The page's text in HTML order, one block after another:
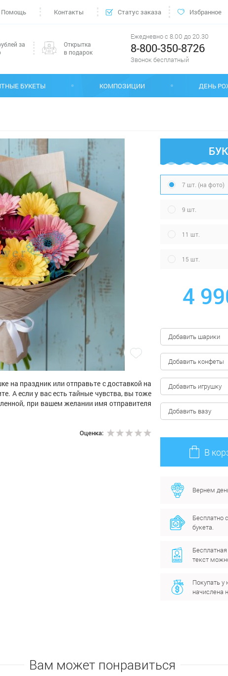
Помощь Контакты Статус заказа Избранное
за
Открытка
в подарок
Ежедневно с 8.00 до 20.30
8-800-350-8726
Звонок бесплатный
БУКЕТЫ КОМПОЗИЦИИ ДЕНЬ
на праздник или отправьте с доставкой на
А если у вас есть тайные чувства, вы тоже
при вашем желании имя отправителя
Оценка:
7 шт. (на фото)
9 шт.
11 шт.
15 шт.
4
Добавить шарики
Добавить конфеты
Добавить игрушку
Добавить вазу
В
Вернем
Бесплатно
букета.
текст
Покупать у
начислена
Вам может понравиться